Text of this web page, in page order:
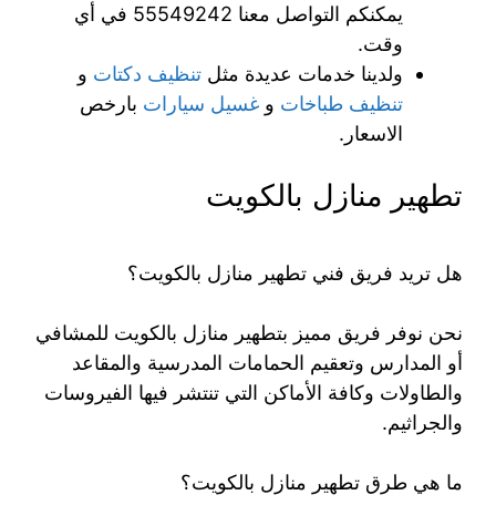
يمكنكم التواصل معنا 55549242 في أي
وقت.
ولدينا خدمات عديدة مثل تنظيف دكتات و
تنظيف طباخات و غسيل سيارات بارخص
الاسعار.
تطهير منازل بالكويت
هل تريد فريق فني تطهير منازل بالكويت؟
نحن نوفر فريق مميز بتطهير منازل بالكويت للمشافي
أو المدارس وتعقيم الحمامات المدرسية والمقاعد
والطاولات وكافة الأماكن التي تنتشر فيها الفيروسات
والجراثيم.
ما هي طرق تطهير منازل بالكويت؟